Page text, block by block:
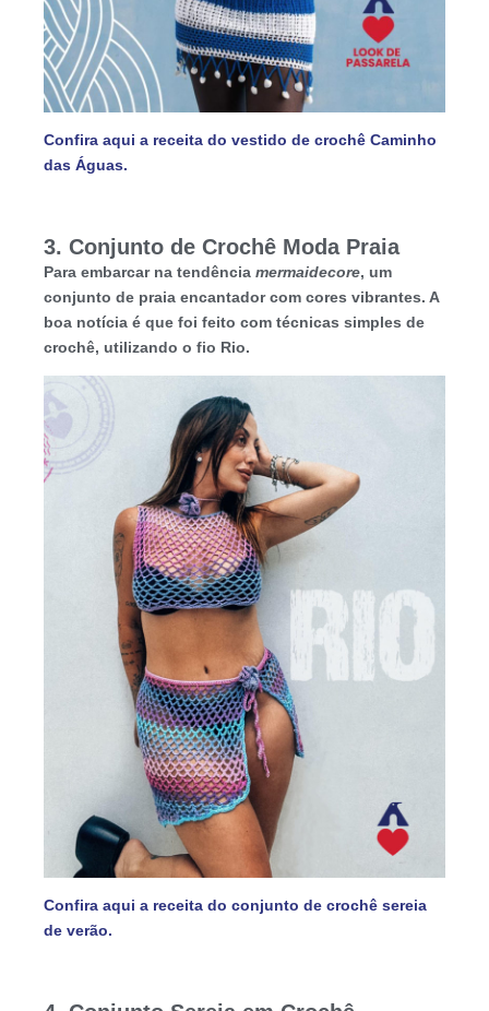
Confira aqui a receita do vestido de crochê Caminho
das Águas.
3. Conjunto de Crochê Moda Praia
Para embarcar na tendência mermaidecore, um
conjunto de praia encantador com cores vibrantes. A
boa notícia é que foi feito com técnicas simples de
crochê, utilizando o fio Rio.
Confira aqui a receita do conjunto de crochê sereia
de verão.